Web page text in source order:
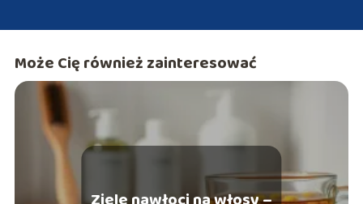
Może Cię również zainteresować